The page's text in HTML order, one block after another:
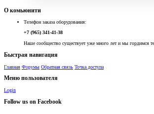
О комьюнити
Телефон заказа оборудования:
+7 (965) 341-41-38
Наше сообщество существует уже много лет и мы гордимся
Быстрая навигация
Главная Форумы Обратная связь Точка доступа
Меню пользователя
Login
Follow us on Facebook